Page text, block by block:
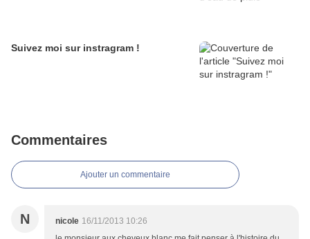
Suivez moi sur instragram !
Commentaires
Ajouter un commentaire
N nicole 16/11/2013 10:26